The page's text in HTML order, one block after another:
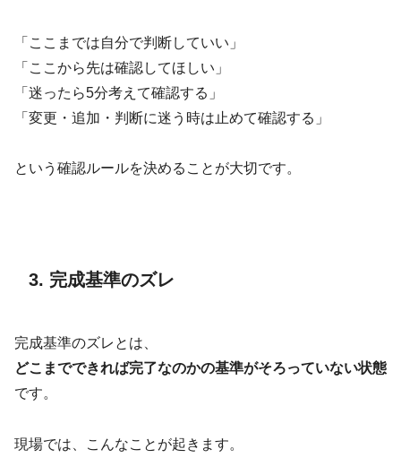
「ここまでは自分で判断していい」
「ここから先は確認してほしい」
「迷ったら5分考えて確認する」
「変更・追加・判断に迷う時は止めて確認する」
という確認ルールを決めることが大切です。
3. 完成基準のズレ
完成基準のズレとは、
どこまでできれば完了なのかの基準がそろっていない状態
です。
現場では、こんなことが起きます。